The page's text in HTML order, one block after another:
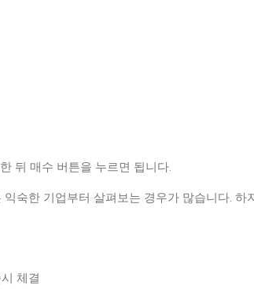
뒤 매수 버튼을 누르면 됩니다.
숙한 기업부터 살펴보는 경우가 많습니다. 하
체결